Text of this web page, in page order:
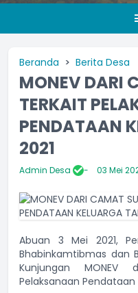
Beranda Berita Desa
MONEV DARI
TERKAIT
PENDATAAN
2021
Admin Desa 03 Mei
Abuan 3 Mei 2021,
Bhabinkamtibmas dan
Kunjungan
Pelaksanaan Pendataan